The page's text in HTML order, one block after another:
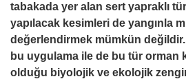
tabakada yer alan sert yapraklı
yapılacak kesimleri de yangınla
değerlendirmek mümkün değildir.
bu uygulama ile de bu tür orman
olduğu biyolojik ve ekolojik